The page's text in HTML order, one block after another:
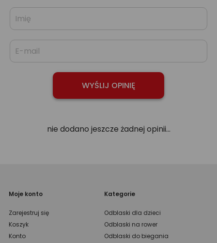
nie dodano jeszcze żadnej opinii...
Moje konto
Zarejestruj się
Koszyk
Konto
Kategorie
Odblaski dla dzieci
Odblaski na rower
Odblaski do biegania